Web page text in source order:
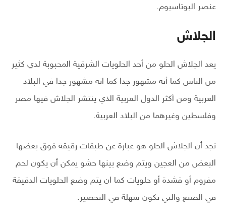
عنصر البوتاسيوم.
الجلاش
يعد الجلاش الحلو من أحد الحلويات الشرقية المحبوبة لدي كثير
من الناس كما أنه مشهور جدا كما انه مشهور جدا في البلاد
العربية ومن أكثر الدول العربية الذي ينتشر الجلاش فيها مصر
وفلسطين وغيرهما من البلاد العربية.
نجد أن الجلاش الحلو هو عبارة عن طبقات رقيقة فوق بعضها
البعض من العجين ويتم وضع بينها حشو يمكن أن يكون لحم
مفروم أو قشدة أو حلويات كما ان يتم وضع الحلويات الدقيقة
في الصنع والتي تكون سهلة في التحضير.